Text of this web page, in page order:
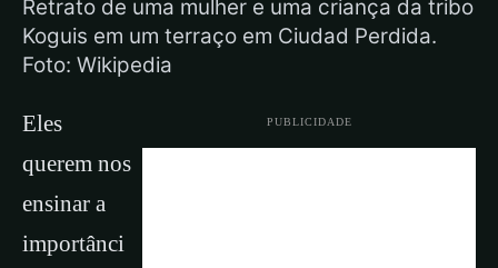
Retrato de uma mulher e uma criança da tribo
Koguis em um terraço em Ciudad Perdida.
Foto: Wikipedia
PUBLICIDADE
Eles
querem nos
ensinar a
importânci